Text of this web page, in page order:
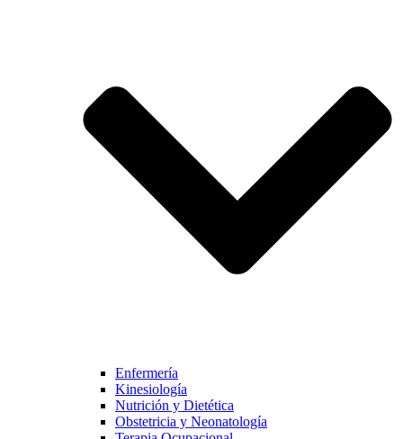
Enfermería
Kinesiología
Nutrición y Dietética
Obstetricia y Neonatología